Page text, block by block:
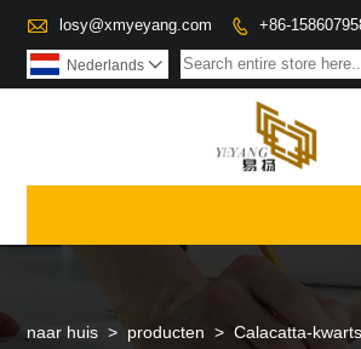
 losy@xmyeyang.com  +86-
Nederlands 
naar huis > producten > Calacatta-